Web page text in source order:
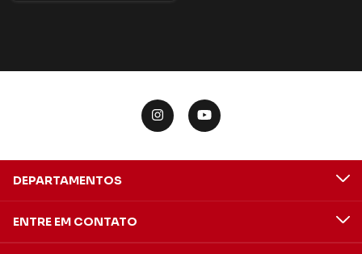
DEPARTAMENTOS
ENTRE EM CONTATO